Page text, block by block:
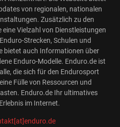
von regionalen, nationalen
Zusätzlich zu den
Vielzahl von Dienstleistungen
Strecken, Schulen und
bietet auch Informationen über
Enduro-Modelle. Enduro.de ist
die sich für den Endurosport
Fülle von Ressourcen und
Enduro.de Ihr ultimatives
im Internet.